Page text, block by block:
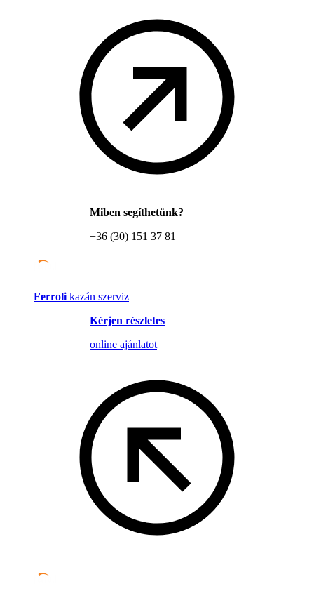
Miben segíthetünk?
+36 (30) 151 37 81
Ferroli kazán szerviz
Kérjen részletes
online ajánlatot